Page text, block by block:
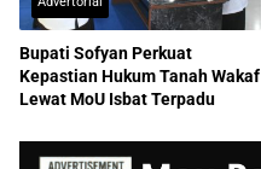
Bupati Sofyan Perkuat
Kepastian Hukum Tanah Wakaf
Lewat MoU Isbat Terpadu